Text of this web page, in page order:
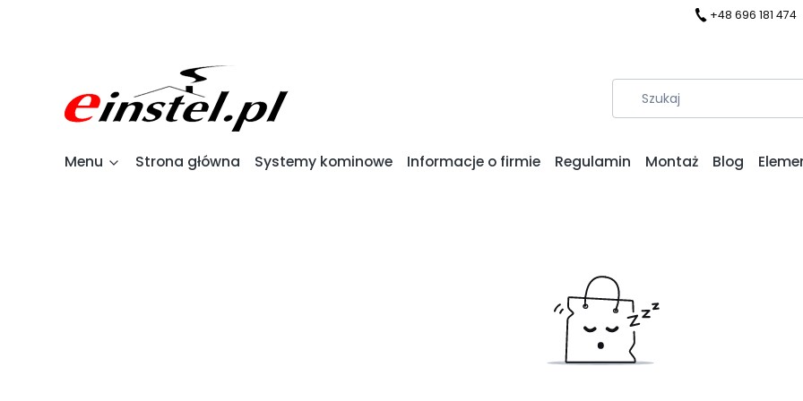
+48 696 181 474
Menu Strona główna Systemy kominowe Informacje o firmie Regulamin Montaż Blog